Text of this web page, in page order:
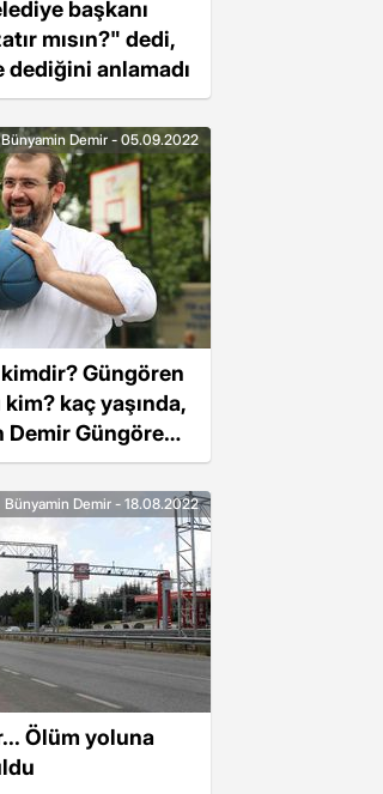
başkanı
mısın?" dedi,
dediğini anlamadı
Güngören
kaç yaşında,
Demir Güngören
Bünyamin Demir - 05.09.2022
Ölüm yoluna
Bünyamin Demir - 18.08.2022